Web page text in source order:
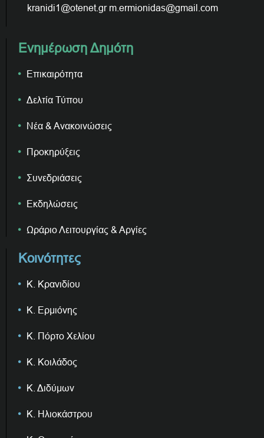
kranidi1@otenet.gr m.ermionidas@gmail.com
Ενημέρωση Δημότη
Επικαιρότητα
Δελτία Τύπου
Νέα & Ανακοινώσεις
Προκηρύξεις
Συνεδριάσεις
Εκδηλώσεις
Ωράριο Λειτουργίας & Αργίες
Κοινότητες
Κ. Κρανιδίου
Κ. Ερμιόνης
Κ. Πόρτο Χελίου
Κ. Κοιλάδος
Κ. Διδύμων
Κ. Ηλιοκάστρου